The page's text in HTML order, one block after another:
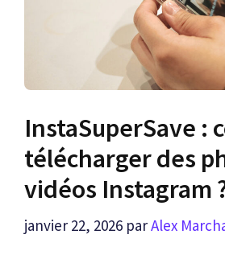
InstaSuperSave :
télécharger des
vidéos Instagram
janvier 22, 2026 parAlex